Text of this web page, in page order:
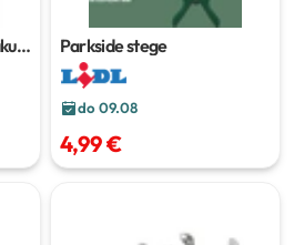
Parkside stege
do 09.08
4,99 €